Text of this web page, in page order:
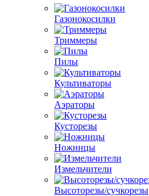
Газонокосилки
Триммеры
Пилы
Культиваторы
Аэраторы
Кусторезы
Ножницы
Измельчители
Высоторезы/сучкорезы